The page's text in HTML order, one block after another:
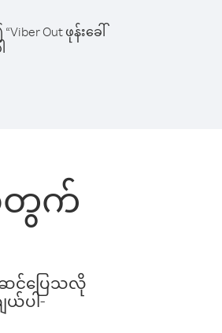
Out ဖုန်းခေါ်
တွက်
ဆင်ပြေသလို
ယ်ပါ-